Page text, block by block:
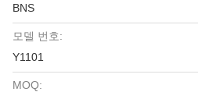
BNS
모델 번호:
Y1101
MOQ: